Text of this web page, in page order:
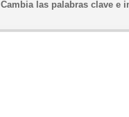
las palabras clave e